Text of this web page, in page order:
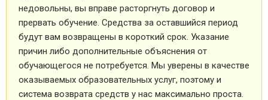
недовольны, вы вправе расторгнуть договор и
прервать обучение. Средства за оставшийся период
будут вам возвращены в короткий срок. Указание
причин либо дополнительные объяснения от
обучающегося не потребуется. Мы уверены в качестве
оказываемых образовательных услуг, поэтому и
система возврата средств у нас максимально проста.